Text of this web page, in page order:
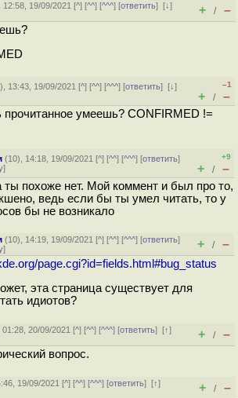
12:58, 19/09/2021 [^] [^^] [^^^] [ответить][↓]
+ / –
), 13:43, 19/09/2021 [^] [^^] [^^^] [ответить][↓]
–1
+ / –
прочитанное умеешь? CONFIRMED !=
(10), 14:18, 19/09/2021 [^] [^^] [^^^] [ответить]
]
+9
+ / –
похоже нет. Мой коммент и был про то,
ведь если бы ты умел читать, то у
бы не возникало
(10), 14:19, 19/09/2021 [^] [^^] [^^^] [ответить]
] + / –
page.cgi?id=fields.html#bug_status
эта страница существует для
идиотов?
01:28, 20/09/2021 [^] [^^] [^^^] [ответить][↑]
+ / –
вопрос.
19/09/2021 [^] [^^] [^^^] [ответить][↑]
+ / –